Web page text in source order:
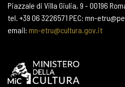
Piazzale di Villa Giulia, 9 - 00196
tel. +39 06 3226571 PEC: mn-
email: mn-etru@cultura.gov.it